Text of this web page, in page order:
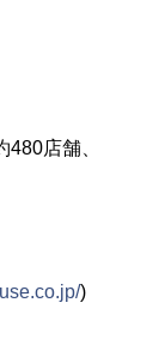
店舗、
)